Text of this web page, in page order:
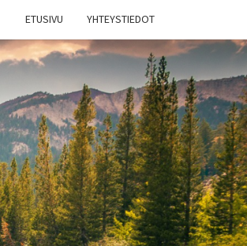
ETUSIVU YHTEYSTIEDOT